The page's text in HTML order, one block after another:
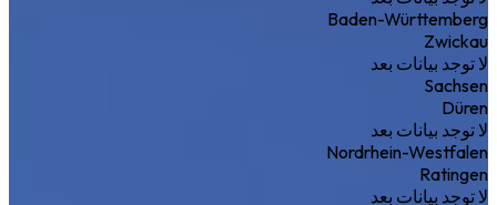
Baden-Württemberg
Zwickau
لا توجد بيانات بعد
Sachsen
Düren
لا توجد بيانات بعد
Nordrhein-Westfalen
Ratingen
لا توجد بيانات بعد